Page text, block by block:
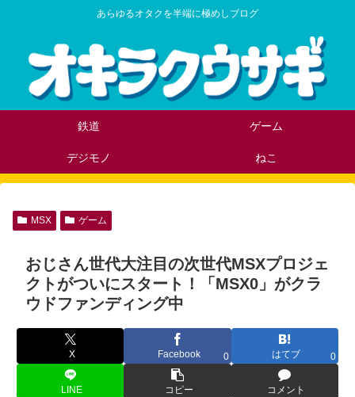
あらゆるオタクを半端に極めしブログ
鉄道 ゲーム
デジモノ ねこ
MSX ゲーム
おじさん世代大注目の次世代MSXプロジェ
クトがついにスタート！「MSX0」がクラ
ウドファンディング中
X Facebook 0 はてブ 0
LINE コピー コメント